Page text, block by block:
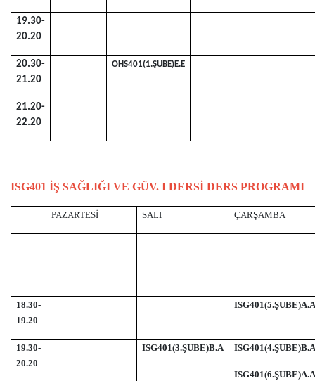
19.30-
20.20
20.30-
21.20
OHS401(1.ŞUBE)E.E
21.20-
22.20
ISG401 İŞ SAĞLIĞI VE GÜV. I DERSİ DERS PROGRAMI
PAZARTESİ SALI ÇARŞAMBA
18.30-
19.20
ISG401(5.ŞUBE)A.A
19.30-
20.20
ISG401(3.ŞUBE)B.A ISG401(4.ŞUBE)B.A
ISG401(6.ŞUBE)A.A